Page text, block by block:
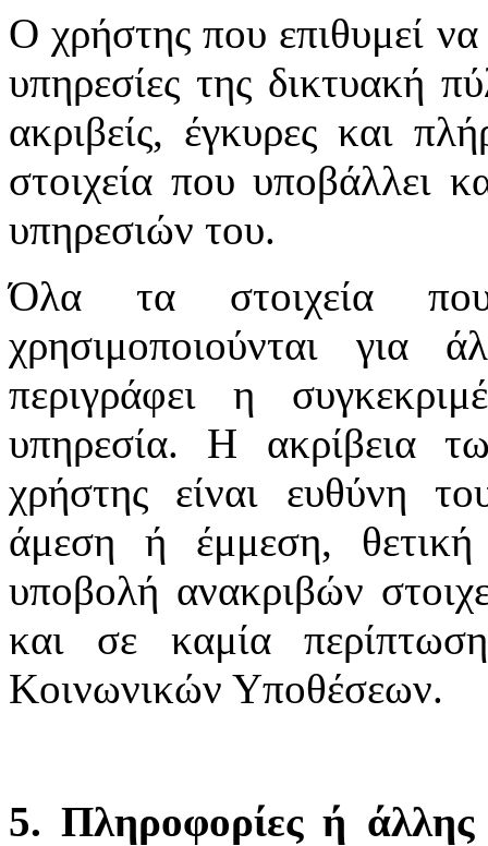
Ο χρήστης που επιθυμεί να
υπηρεσίες της δικτυακή
ακριβείς, έγκυρες και
στοιχεία που υποβάλλει
υπηρεσιών του.
Όλα τα στοιχεία
χρησιμοποιούνται
περιγράφει η
υπηρεσία. Η ακρίβεια
χρήστης είναι ευθύνη
άμεση ή έμμεση,
υποβολή ανακριβών
και σε καμία
Κοινωνικών Υποθέσεων.
5. Πληροφορίες ή άλλης